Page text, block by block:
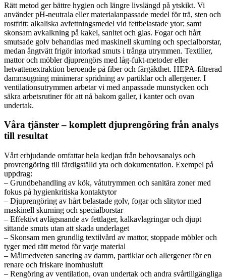
Rätt metod ger bättre hygien och längre livslängd på ytskikt. Vi
använder pH-neutrala eller materialanpassade medel för trä, sten och
rostfritt; alkaliska avfettningsmedel vid fettbelastade ytor; samt
skonsam avkalkning på kakel, sanitet och glas. Fogar och hårt
smutsade golv behandlas med maskinell skurning och specialborstar,
medan ångtvätt frigör intorkad smuts i trånga utrymmen. Textilier,
mattor och möbler djuprengörs med låg-fukt-metoder eller
hetvattenextraktion beroende på fiber och färgäkthet. HEPA-filtrerad
dammsugning minimerar spridning av partiklar och allergener. I
ventilationsutrymmen arbetar vi med anpassade munstycken och
säkra arbetsrutiner för att nå bakom galler, i kanter och ovan
undertak.
Våra tjänster – komplett djuprengöring från analys
till resultat
Vårt erbjudande omfattar hela kedjan från behovsanalys och
provrengöring till färdigställd yta och dokumentation. Exempel på
uppdrag:
– Grundbehandling av kök, våtutrymmen och sanitära zoner med
fokus på hygienkritiska kontaktytor
– Djuprengöring av hårt belastade golv, fogar och slitytor med
maskinell skurning och specialborstar
– Effektivt avlägsnande av fettlager, kalkavlagringar och djupt
sittande smuts utan att skada underlaget
– Skonsam men grundlig textilvård av mattor, stoppade möbler och
tyger med rätt metod för varje material
– Målmedveten sanering av damm, partiklar och allergener för en
renare och friskare inomhusluft
– Rengöring av ventilation, ovan undertak och andra svårtillgängliga